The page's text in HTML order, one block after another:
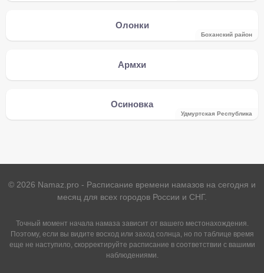
Олонки
Боханский район
Армхи
Осиновка
Удмуртская Республика
© 2026 Namaz.pro - Расписание времени намазов на сегодня и
месяц для всех городов России и СНГ.
Точный момент начала намаза зависит от вашего местонахождения.
Поэтому, если вы видите восход или заход солнца, но по таблице время
еще не наступило, скорректируйте расписание в соответствии с вашими
наблюдениями.